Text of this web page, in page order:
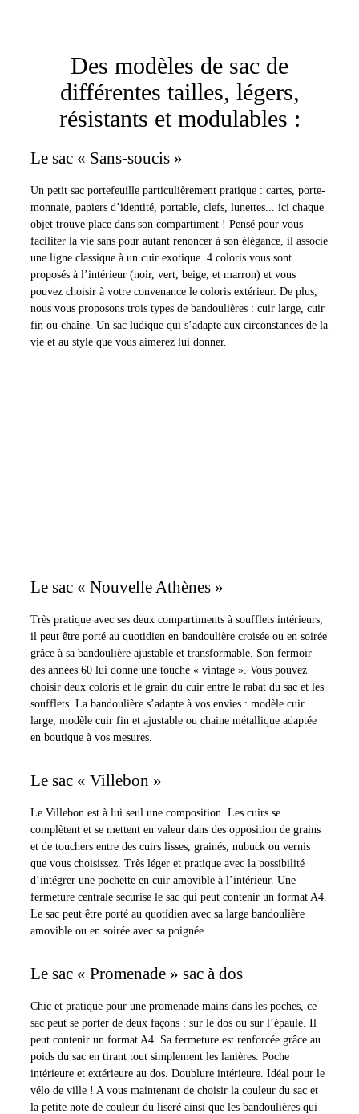
Des modèles de sac de
différentes tailles, légers,
résistants et modulables :
Le sac « Sans-soucis »
Un petit sac portefeuille particulièrement pratique : cartes, porte-
monnaie, papiers d’identité, portable, clefs, lunettes... ici chaque
objet trouve place dans son compartiment ! Pensé pour vous
faciliter la vie sans pour autant renoncer à son élégance, il associe
une ligne classique à un cuir exotique. 4 coloris vous sont
proposés à l’intérieur (noir, vert, beige, et marron) et vous
pouvez choisir à votre convenance le coloris extérieur. De plus,
nous vous proposons trois types de bandoulières : cuir large, cuir
fin ou chaîne. Un sac ludique qui s’adapte aux circonstances de la
vie et au style que vous aimerez lui donner.
Le sac « Nouvelle Athènes »
Très pratique avec ses deux compartiments à soufflets intérieurs,
il peut être porté au quotidien en bandoulière croisée ou en soirée
grâce à sa bandoulière ajustable et transformable. Son fermoir
des années 60 lui donne une touche « vintage ». Vous pouvez
choisir deux coloris et le grain du cuir entre le rabat du sac et les
soufflets. La bandoulière s’adapte à vos envies : modèle cuir
large, modèle cuir fin et ajustable ou chaine métallique adaptée
en boutique à vos mesures.
Le sac « Villebon »
Le Villebon est à lui seul une composition. Les cuirs se
complètent et se mettent en valeur dans des opposition de grains
et de touchers entre des cuirs lisses, grainés, nubuck ou vernis
que vous choisissez. Très léger et pratique avec la possibilité
d’intégrer une pochette en cuir amovible à l’intérieur. Une
fermeture centrale sécurise le sac qui peut contenir un format A4.
Le sac peut être porté au quotidien avec sa large bandoulière
amovible ou en soirée avec sa poignée.
Le sac « Promenade » sac à dos
Chic et pratique pour une promenade mains dans les poches, ce
sac peut se porter de deux façons : sur le dos ou sur l’épaule. Il
peut contenir un format A4. Sa fermeture est renforcée grâce au
poids du sac en tirant tout simplement les lanières. Poche
intérieure et extérieure au dos. Doublure intérieure. Idéal pour le
vélo de ville ! A vous maintenant de choisir la couleur du sac et
la petite note de couleur du liseré ainsi que les bandoulières qui